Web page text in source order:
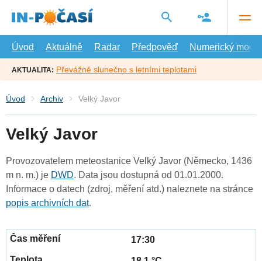
hlavní
Úvod
Aktuálně Radar Předpověď Numerický model
AKTUALITA: Převážně slunečno s letními teplotami
Úvod Archiv Velký Javor
Velký Javor
Provozovatelem meteostanice Velký Javor (Německo, 1436
m n. m.) je DWD. Data jsou dostupná od 01.01.2000.
Informace o datech (zdroj, měření atd.) naleznete na stránce
popis archivních dat.
17:30